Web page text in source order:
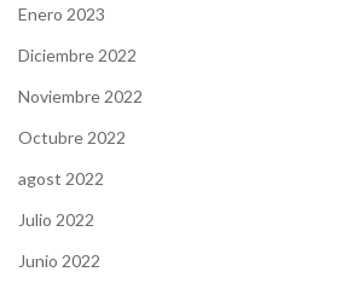
Enero 2023
Diciembre 2022
Noviembre 2022
Octubre 2022
agost 2022
Julio 2022
Junio 2022